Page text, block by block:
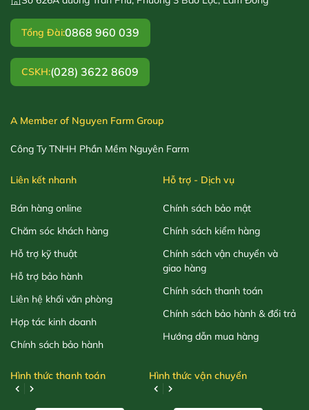
Tổng Đài:0868 960 039
CSKH:(028) 3622 8609
A Member of Nguyen Farm Group
Công Ty TNHH Phần Mềm Nguyên Farm
Liên kết nhanh
Bán hàng online
Chăm sóc khách hàng
Hỗ trợ kỹ thuật
Hỗ trợ bảo hành
Liên hệ khối văn phòng
Hợp tác kinh doanh
Chính sách bảo hành
Hỗ trợ - Dịch vụ
Chính sách bảo mật
Chính sách kiểm hàng
Chính sách vận chuyển và
giao hàng
Chính sách thanh toán
Chính sách bảo hành & đổi trả
Hướng dẫn mua hàng
Hình thức thanh toán Hình thức vận chuyển